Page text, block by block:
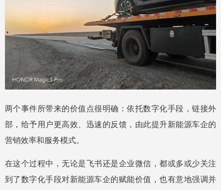
两个事件所带来的价值点很明确：依托数字化手段，链接外
部，给予用户更高效、迅速的反馈，由此提升新能源车企的
营销效率和服务模式。
在这个过程中，无论是飞书还是企业微信，都或多或少关注
到了数字化手段对新能源车企的赋能价值，也有意地强调并